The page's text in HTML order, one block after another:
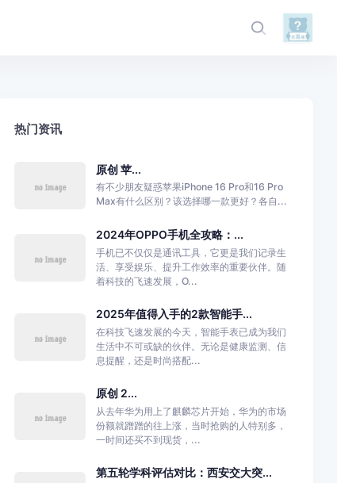
热门资讯
原创 苹...
有不少朋友疑惑苹果iPhone 16 Pro和16 Pro
Max有什么区别？该选择哪一款更好？各自...
2024年OPPO手机全攻略：...
手机已不仅仅是通讯工具，它更是我们记录生
活、享受娱乐、提升工作效率的重要伙伴。随
着科技的飞速发展，O...
2025年值得入手的2款智能手...
在科技飞速发展的今天，智能手表已成为我们
生活中不可或缺的伙伴。无论是健康监测、信
息提醒，还是时尚搭配...
原创 2...
从去年华为用上了麒麟芯片开始，华为的市场
份额就蹭蹭的往上涨，当时抢购的人特别多，
一时间还买不到现货，...
第五轮学科评估对比：西安交大突...